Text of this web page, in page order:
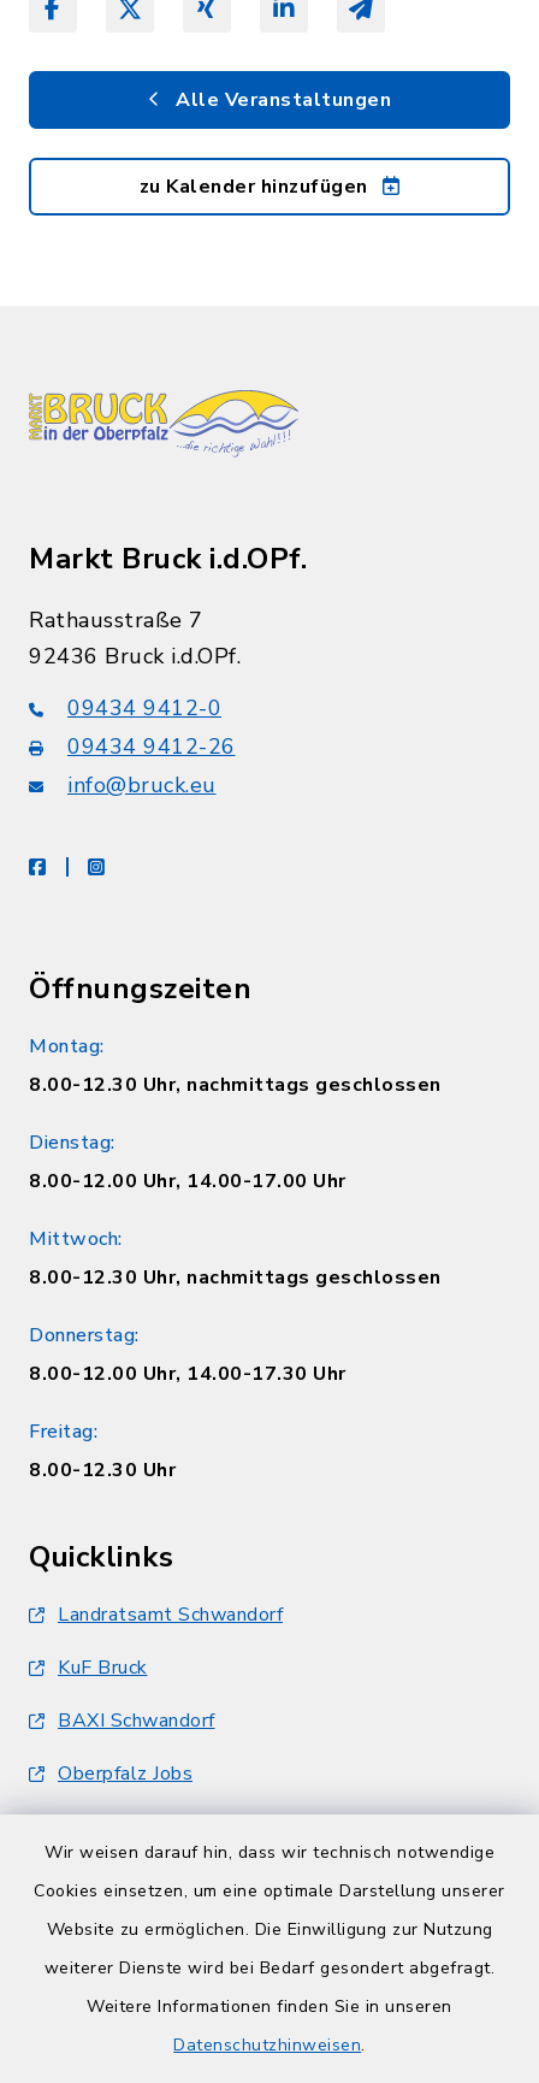
Wir weisen darauf hin, dass wir technisch notwendige
Cookies einsetzen, um eine optimale Darstellung unserer
Website zu ermöglichen. Die Einwilligung zur Nutzung
weiterer Dienste wird bei Bedarf gesondert abgefragt.
Weitere Informationen finden Sie in unseren
Datenschutzhinweisen.
Alle Veranstaltungen
zu Kalender hinzufügen
Markt Bruck i.d.OPf.
Rathausstraße 7
92436 Bruck i.d.OPf.
09434 9412-0
09434 9412-26
info@bruck.eu
facebookinstagram
Öffnungszeiten
Montag:
8.00-12.30 Uhr, nachmittags geschlossen
Dienstag:
8.00-12.00 Uhr, 14.00-17.00 Uhr
Mittwoch:
8.00-12.30 Uhr, nachmittags geschlossen
Donnerstag:
8.00-12.00 Uhr, 14.00-17.30 Uhr
Freitag:
8.00-12.30 Uhr
Quicklinks
Landratsamt Schwandorf
KuF Bruck
BAXI Schwandorf
Oberpfalz Jobs
Barrierefreiheit